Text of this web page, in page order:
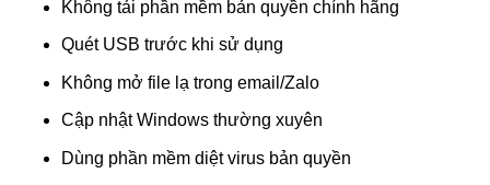
Không tải phần mềm bản quyền chính hãng
Quét USB trước khi sử dụng
Không mở file lạ trong email/Zalo
Cập nhật Windows thường xuyên
Dùng phần mềm diệt virus bản quyền